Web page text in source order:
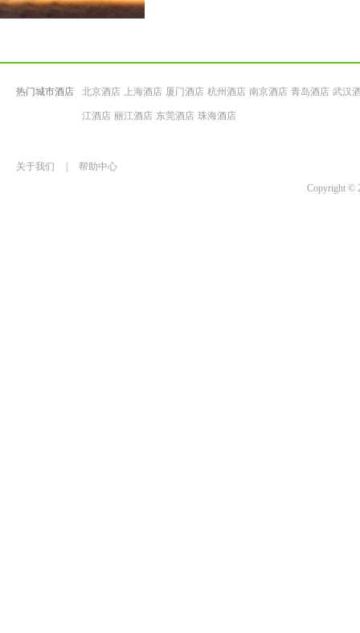
热门城市酒店 北京酒店 上海酒店 厦门酒店 杭州酒店 南京酒店 青岛酒店 武汉
江酒店 丽江酒店 东莞酒店 珠海酒店
关于我们
帮助中心
Copyright ©